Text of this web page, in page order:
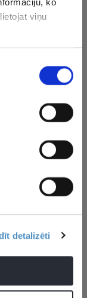
viņu
detalizēti
Kā tas
Šilova
pie viena
līgumiem
vēsturē